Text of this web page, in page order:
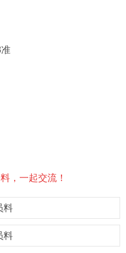
，一起交流！
料
料